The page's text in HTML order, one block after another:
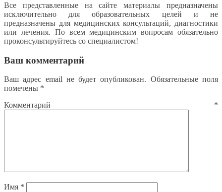
Все представленные на сайте материалы предназначены
исключительно для образовательных целей и не
предназначены для медицинских консультаций, диагностики
или лечения. По всем медицинским вопросам обязательно
проконсультируйтесь со специалистом!
Ваш комментарий
Ваш адрес email не будет опубликован. Обязательные поля
помечены *
Комментарий *
Имя *